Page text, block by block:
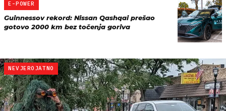
E-POWER
Guinnessov rekord: Nissan Qashqai prešao
gotovo 2000 km bez točenja goriva
NEVJEROJATNO